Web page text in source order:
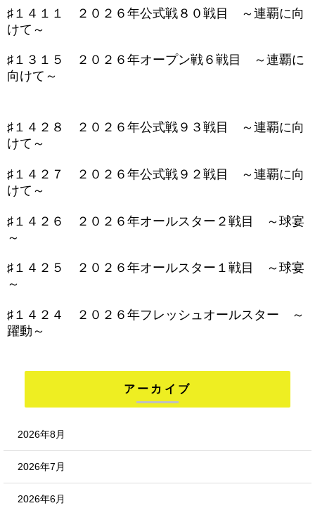
♯１４１１ ２０２６年公式戦８０戦目 ～連覇に向
けて～
♯１３１５ ２０２６年オープン戦６戦目 ～連覇に
向けて～
♯１４２８ ２０２６年公式戦９３戦目 ～連覇に向
けて～
♯１４２７ ２０２６年公式戦９２戦目 ～連覇に向
けて～
♯１４２６ ２０２６年オールスター２戦目 ～球宴
～
♯１４２５ ２０２６年オールスター１戦目 ～球宴
～
♯１４２４ ２０２６年フレッシュオールスター ～
躍動～
アーカイブ
2026年8月
2026年7月
2026年6月